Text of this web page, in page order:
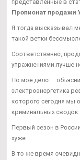
представленные в
Пропионат продажи
Я тогда высказывал
такой ветки
Соответственно,
упражнениями лучше
Но моё дело —
электроэнергетика
которого сегодня мы
криминальных сводок.
Первый сезон в
хуже.
В то же время